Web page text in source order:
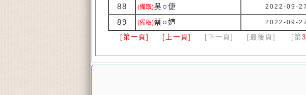
88 (備取)吳○倢 2022-09-
89 (備取)蔡○媗 2022-09-
[第一頁] [上一頁] [下一頁] [最後頁] [第3